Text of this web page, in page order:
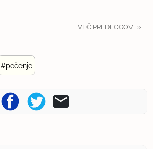
VEČ PREDLOGOV
#pečenje